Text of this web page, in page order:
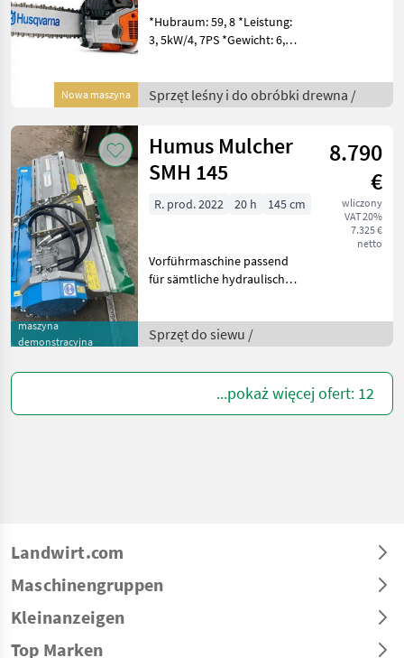
Nowa maszyna
*Hubraum: 59, 8 *Leistung:
3, 5kW/4, 7PS *Gewicht: 6, 1
*Auto Tune *Air Injektion *
Smart Start *komb. Chok
Sprzęt leśny i do obróbki drewna /
maszyna
demonstracyjna
Humus Mulcher
SMH 145
8.790
€
wliczony
VAT 20%
7.325 €
netto
R. prod. 2022 20 h 145 cm
Vorführmaschine passend
für sämtliche hydraulische
Welle Ø 90mm *mit 28 Stk.
Feinschneidklingen /
Gewicht 180 kg *m
Sprzęt do siewu /
...pokaż więcej ofert: 12
Landwirt.com
Maschinengruppen
Kleinanzeigen
Top Marken